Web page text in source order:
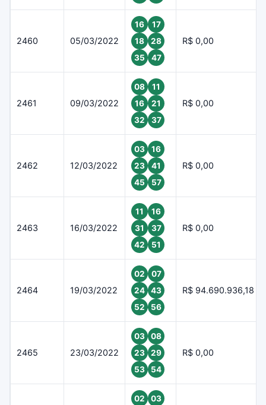
2460 05/03/2022
16
17
18
28
35
47
R$ 0,00
2461 09/03/2022
08
11
16
21
32
37
R$ 0,00
2462 12/03/2022
03
16
23
41
45
57
R$ 0,00
2463 16/03/2022
11
16
31
37
42
51
R$ 0,00
2464 19/03/2022
02
07
24
43
52
56
R$ 94.690.936,18
2465 23/03/2022
03
08
23
29
53
54
R$ 0,00
02
03